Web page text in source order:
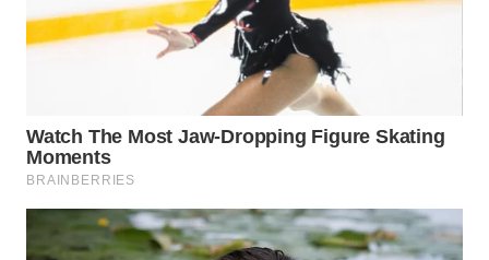
WN
PURWAKARTA
WN
PRIANGAN